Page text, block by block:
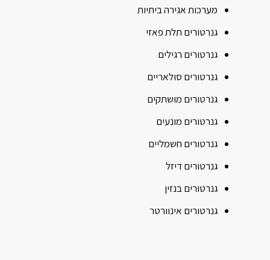
מערכות אגירה ביתיות
גנרטורים תלת פאזי
גנרטורים רגילים
גנרטורים סולאריים
גנרטורים מושתקים
גנרטורים מונעים
גנרטורים חשמליים
גנרטורים דיזל
גנרטורים בנזין
גנרטורים אינוורטר